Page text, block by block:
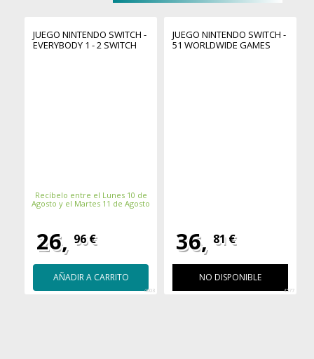
JUEGO NINTENDO SWITCH -
EVERYBODY 1 - 2 SWITCH
Recíbelo entre el Lunes 10 de
Agosto y el Martes 11 de Agosto
26, 96 €
AÑADIR A CARRITO
4603
JUEGO NINTENDO SWITCH -
51 WORLDWIDE GAMES
36, 81 €
NO DISPONIBLE
4577